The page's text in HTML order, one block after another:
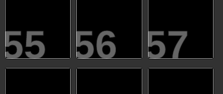
55
56
57